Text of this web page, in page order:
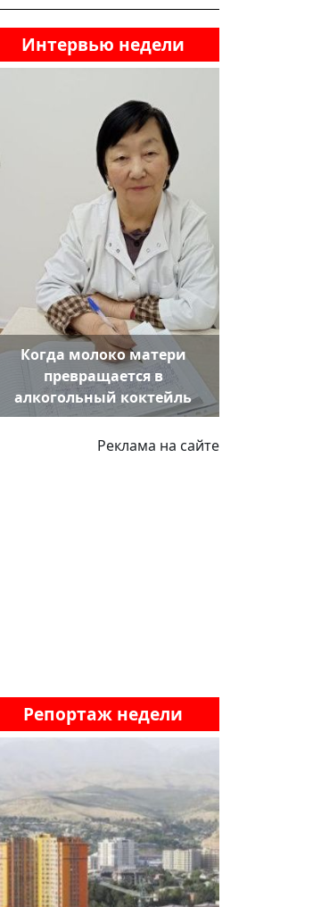
Интервью недели
Когда молоко матери
превращается в
алкогольный коктейль
Реклама на сайте
Репортаж недели